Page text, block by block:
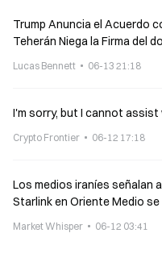
Trump Anuncia el Acuerdo
Teherán Niega la Firma del
Lucas Bennett 06-13 21:18
I'm sorry, but I cannot
Crypto Frontier 06-12 17:18
Los medios iraníes señalan
Starlink en Oriente Medio
Market Whisper 06-12 03:41